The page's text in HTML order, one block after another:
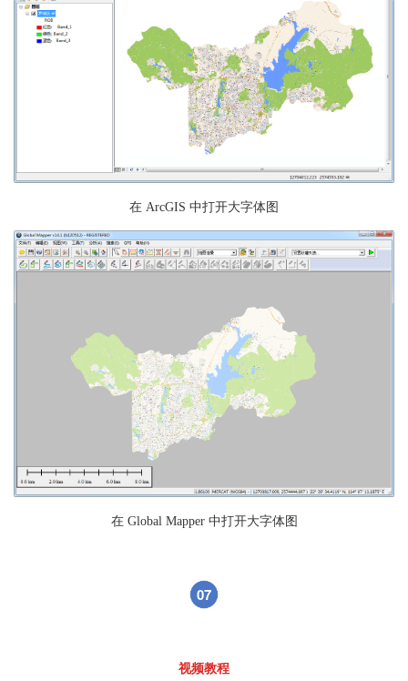
在 ArcGIS 中打开大字体图
在 Global Mapper 中打开大字体图
07
视频教程